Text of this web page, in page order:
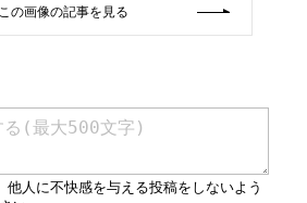
この画像の記事を見る